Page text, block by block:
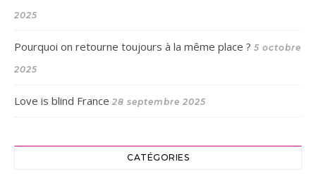
2025
Pourquoi on retourne toujours à la même place ? 5 octobre
2025
Love is blind France 28 septembre 2025
CATÉGORIES